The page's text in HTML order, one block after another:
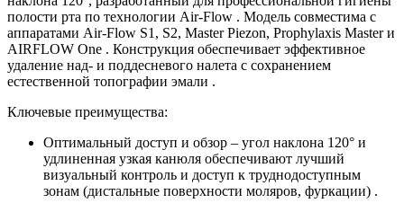
полости рта по технологии Air-Flow . Модель совместима с
аппаратами Air-Flow S1, S2, Master Piezon, Prophylaxis Master и
AIRFLOW One . Конструкция обеспечивает эффективное
удаление над- и поддесневого налета с сохранением
естественной топографии эмали .
Ключевые преимущества:
Оптимальный доступ и обзор – угол наклона 120° и
удлиненная узкая канюля обеспечивают лучший
визуальный контроль и доступ к труднодоступным
зонам (дистальные поверхности моляров, фуркации) .